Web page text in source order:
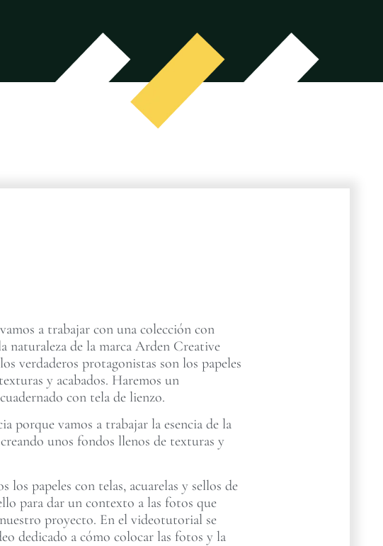
a trabajar con una colección con
naturaleza de la marca Arden Creative
verdaderos protagonistas son los papeles
y acabados. Haremos un
con tela de lienzo.
porque vamos a trabajar la esencia de la
unos fondos llenos de texturas y
los papeles con telas, acuarelas y sellos de
para dar un contexto a las fotos que
proyecto. En el videotutorial se
dedicado a cómo colocar las fotos y la